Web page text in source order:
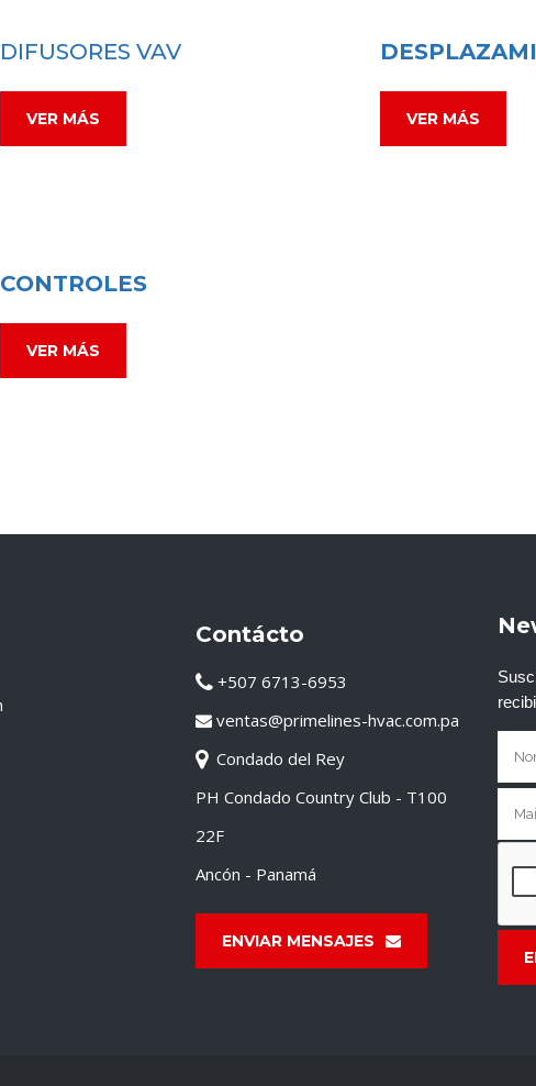
DIFUSORES VAV
VER MÁS
CONTROLES
VER MÁS
VER MÁS
Contácto
+507 6713-6953
ventas@primelines-hvac.com.pa
Condado del Rey
PH Condado Country Club - T100
22F
Ancón - Panamá
ENVIAR MENSAJES